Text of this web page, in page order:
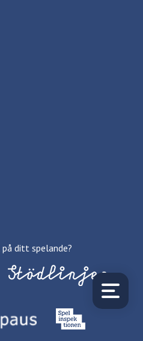
ditt spelande?